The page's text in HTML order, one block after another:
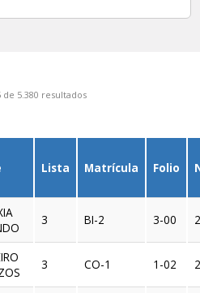
5.380 resultados
Lista Matrícula Folio
3 BI-2 3-00
3 CO-1 1-02